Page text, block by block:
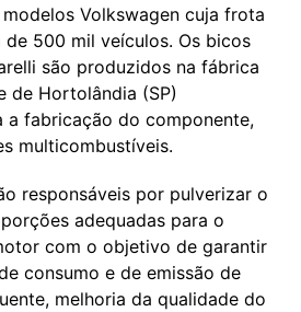
Volkswagen cuja frota
500 mil veículos. Os bicos
são produzidos na fábrica
de Hortolândia (SP)
a fabricação do componente,
multicombustíveis.
responsáveis por pulverizar o
adequadas para o
com o objetivo de garantir
consumo e de emissão de
melhoria da qualidade do